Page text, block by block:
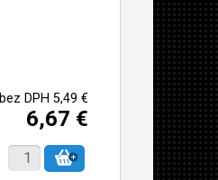
bez DPH 5,49 €
6,67 €